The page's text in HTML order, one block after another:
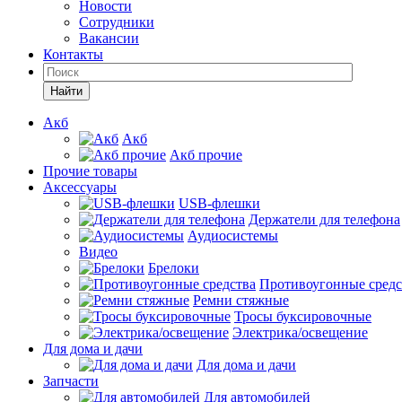
Новости
Сотрудники
Вакансии
Контакты
Найти
Акб
Акб
Акб прочие
Прочие товары
Аксессуары
USB-флешки
Держатели для телефона
Аудиосистемы
Видео
Брелоки
Противоугонные
Ремни стяжные
Тросы буксировочные
Электрика/освещение
Для дома и дачи
Для дома и дачи
Запчасти
Для автомобилей